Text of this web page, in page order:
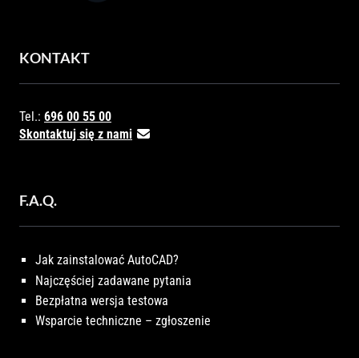
KONTAKT
Tel.: 696 00 55 00
Skontaktuj się z nami
F.A.Q.
Jak zainstalować AutoCAD?
Najczęściej zadawane pytania
Bezpłatna wersja testowa
Wsparcie techniczne – zgłoszenie